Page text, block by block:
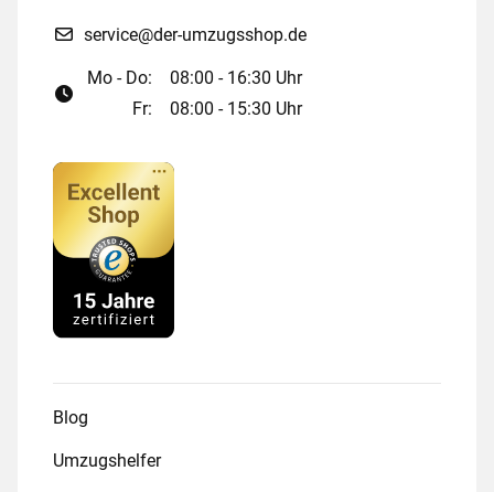
service@der-umzugsshop.de
Mo - Do:
08:00 - 16:30 Uhr
Fr:
08:00 - 15:30 Uhr
Blog
Umzugshelfer